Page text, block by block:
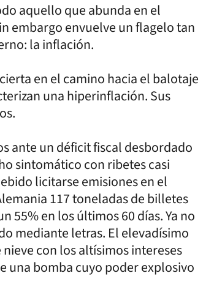
aquello que abunda en el
embargo envuelve un flagelo tan
la inflación.
en el camino hacia el balotaje
una hiperinflación. Sus
ante un déficit fiscal desbordado
sintomático con ribetes casi
licitarse emisiones en el
117 toneladas de billetes
55% en los últimos 60 días. Ya no
mediante letras. El elevadísimo
con los altísimos intereses
una bomba cuyo poder explosivo